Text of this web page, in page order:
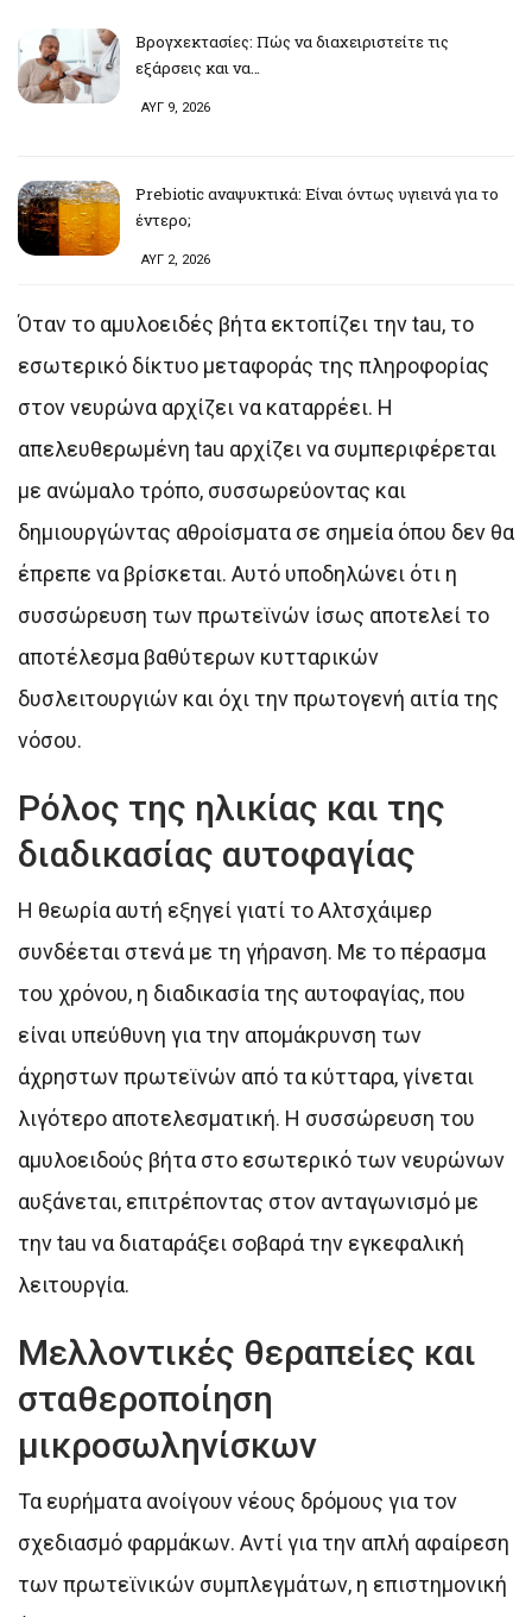
Βρογχεκτασίες: Πώς να διαχειριστείτε τις
εξάρσεις και να…
ΑΥΓ 9, 2026
Prebiotic αναψυκτικά: Είναι όντως υγιεινά για το
έντερο;
ΑΥΓ 2, 2026
Όταν το αμυλοειδές βήτα εκτοπίζει την tau, το
εσωτερικό δίκτυο μεταφοράς της πληροφορίας
στον νευρώνα αρχίζει να καταρρέει. Η
απελευθερωμένη tau αρχίζει να συμπεριφέρεται
με ανώμαλο τρόπο, συσσωρεύοντας και
δημιουργώντας αθροίσματα σε σημεία όπου δεν θα
έπρεπε να βρίσκεται. Αυτό υποδηλώνει ότι η
συσσώρευση των πρωτεϊνών ίσως αποτελεί το
αποτέλεσμα βαθύτερων κυτταρικών
δυσλειτουργιών και όχι την πρωτογενή αιτία της
νόσου.
Ρόλος της ηλικίας και της
διαδικασίας αυτοφαγίας
Η θεωρία αυτή εξηγεί γιατί το Αλτσχάιμερ
συνδέεται στενά με τη γήρανση. Με το πέρασμα
του χρόνου, η διαδικασία της αυτοφαγίας, που
είναι υπεύθυνη για την απομάκρυνση των
άχρηστων πρωτεϊνών από τα κύτταρα, γίνεται
λιγότερο αποτελεσματική. Η συσσώρευση του
αμυλοειδούς βήτα στο εσωτερικό των νευρώνων
αυξάνεται, επιτρέποντας στον ανταγωνισμό με
την tau να διαταράξει σοβαρά την εγκεφαλική
λειτουργία.
Μελλοντικές θεραπείες και
σταθεροποίηση
μικροσωληνίσκων
Τα ευρήματα ανοίγουν νέους δρόμους για τον
σχεδιασμό φαρμάκων. Αντί για την απλή αφαίρεση
των πρωτεϊνικών συμπλεγμάτων, η επιστημονική